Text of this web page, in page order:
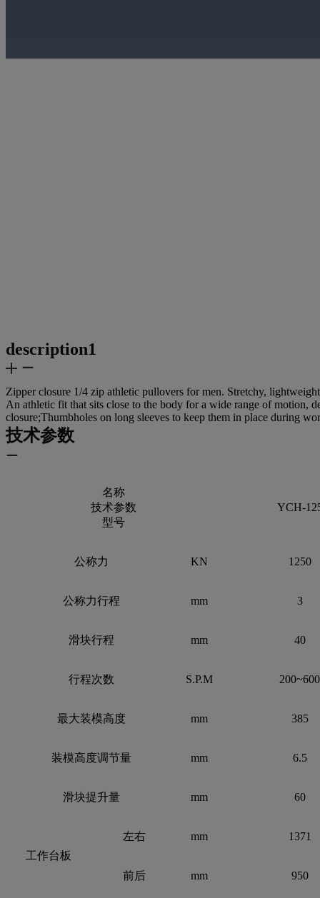
description1
Zipper closure 1/4 zip athletic pullovers for men. Stretchy,
An athletic fit that sits close to the body for a wide range of motion,
closure;Thumbholes on long sleeves to keep them in place during
技术参数
名称
技术参数
型号
YCH-
公称力 KN 1250
公称力行程 mm 3
滑块行程 mm 40
行程次数 S.P.M 200~600
最大装模高度 mm 385
装模高度调节量 mm 6.5
滑块提升量 mm 60
工作台板
左右 mm 1371
前后 mm 950